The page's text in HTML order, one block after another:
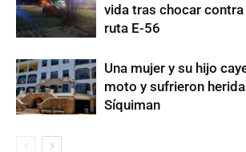
vida tras chocar contra
ruta E-56
Una mujer y su hijo
moto y sufrieron
Síquiman